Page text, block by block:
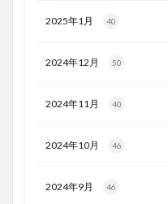
2025年1月 40
2024年12月 50
2024年11月 40
2024年10月 46
2024年9月 46